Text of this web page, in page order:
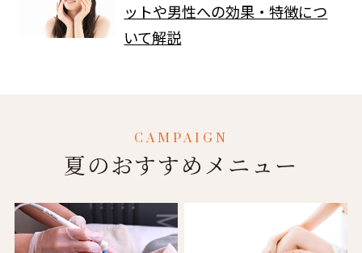
ットや男性への効果・特徴につ
いて解説
CAMPAIGN
夏のおすすめメニュー